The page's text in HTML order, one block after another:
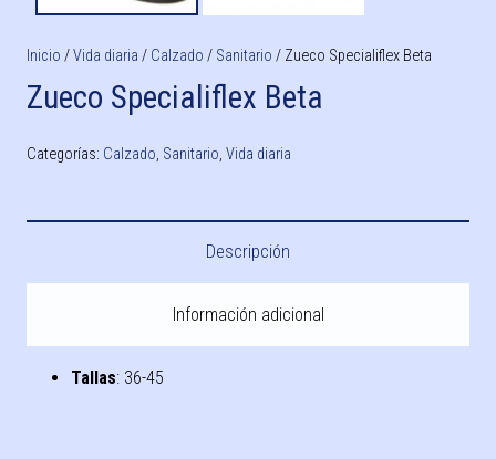
Inicio /Vida diaria / Calzado / Sanitario / Zueco Specialiflex Beta
Zueco Specialiflex Beta
Categorías: Calzado, Sanitario, Vida diaria
Descripción
Información adicional
Tallas: 36-45